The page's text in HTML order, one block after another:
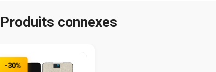
Produits connexes
-30%